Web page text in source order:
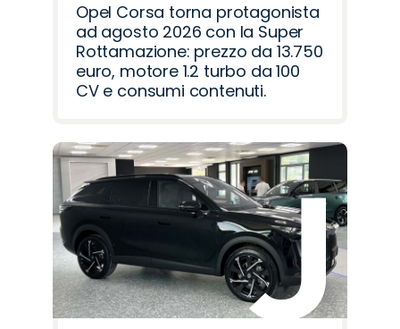
Opel Corsa torna protagonista
ad agosto 2026 con la Super
Rottamazione: prezzo da 13.750
euro, motore 1.2 turbo da 100
CV e consumi contenuti.